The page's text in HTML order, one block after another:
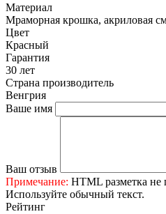
Материал
Мраморная крошка, акриловая
Цвет
Красный
Гарантия
30 лет
Страна производитель
Венгрия
Ваше имя
Ваш отзыв
Примечание: HTML разметка не
Используйте обычный текст.
Рейтинг